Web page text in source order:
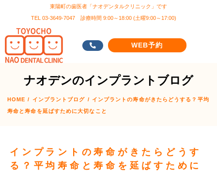
東陽町の歯医者「ナオデンタルクリニック」です
TEL 03-3649-7047 診療時間 9:00～18:00 (土曜9:00～17:00)
WEB予約
ナオデンのインプラントブログ
HOME / インプラントブログ / インプラントの寿命がきたらどうする？平均
寿命と寿命を延ばすために大切なこと
インプラントの寿命がきたらどうす
る？平均寿命と寿命を延ばすために